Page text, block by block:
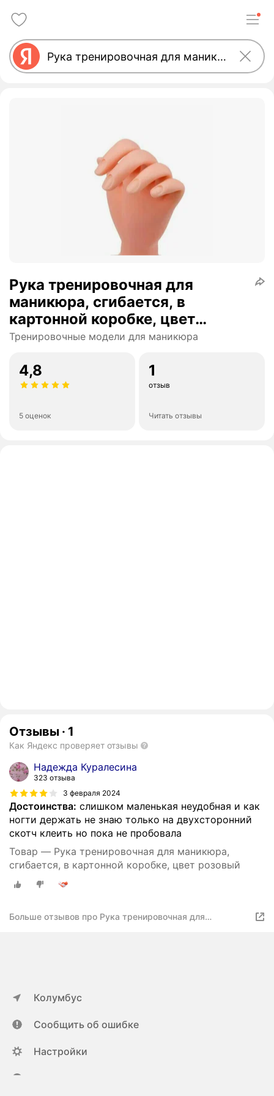
Рука тренировочная для
маникюра, сгибается, в
картонной коробке, цвет
розовый
Тренировочные модели для маникюра
4,8
5 оценок
1
отзыв
Читать отзывы
Отзывы · 1
Как Яндекс проверяет отзывы
Надежда Куралесина
323 отзыва
3 февраля 2024
Достоинства: слишком маленькая неудобная и как
ногти держать не знаю только на двухсторонний
скотч клеить но пока не пробовала
Товар — Рука тренировочная для маникюра,
сгибается, в картонной коробке, цвет розовый
Больше отзывов про Рука тренировочная для
Колумбус
Сообщить об ошибке
Настройки